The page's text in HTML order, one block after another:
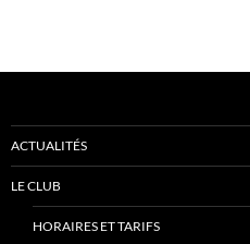
ACTUALITÉS
LE CLUB
HORAIRES ET TARIFS